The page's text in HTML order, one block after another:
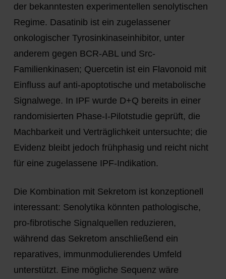
der bekanntesten experimentellen senolytischen
Regime. Dasatinib ist ein zugelassener
onkologischer Tyrosinkinaseinhibitor, unter
anderem gegen BCR-ABL und Src-
Familienkinasen; Quercetin ist ein Flavonoid mit
Einfluss auf anti-apoptotische und metabolische
Signalwege. In IPF wurde D+Q bereits in einer
randomisierten Phase-I-Pilotstudie geprüft, die
Machbarkeit und Verträglichkeit untersuchte; die
Evidenz bleibt jedoch frühphasig und reicht nicht
für eine zugelassene IPF-Indikation.
Die Kombination mit Sekretom ist konzeptionell
interessant: Senolytika könnten pathologische,
pro-fibrotische Signalquellen reduzieren,
während das Sekretom anschließend ein
reparatives, immunmodulierendes Umfeld
unterstützt. Eine mögliche Sequenz wäre